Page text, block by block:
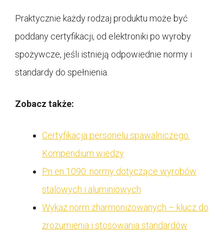
Praktycznie każdy rodzaj produktu może być
poddany certyfikacji, od elektroniki po wyroby
spożywcze, jeśli istnieją odpowiednie normy i
standardy do spełnienia.
Zobacz także:
Certyfikacja personelu spawalniczego.
Kompendium wiedzy
Pn en 1090: normy dotyczące wyrobów
stalowych i aluminiowych
Wykaz norm zharmonizowanych – klucz do
zrozumienia i stosowania standardów